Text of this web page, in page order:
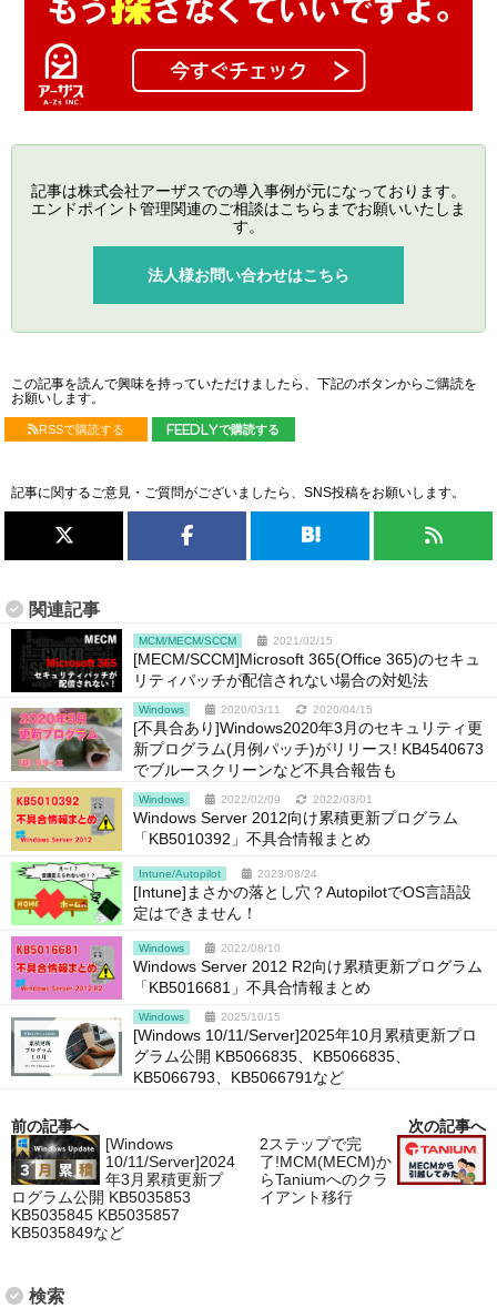
記事は株式会社アーザスでの導入事例が元になっております。
エンドポイント管理関連のご相談はこちらまでお願いいたしま
す。
法人様お問い合わせはこちら
この記事を読んで興味を持っていただけましたら、下記のボタンからご購読を
お願いします。
RSSで購読する feedlyで購読する
記事に関するご意見・ご質問がございましたら、SNS投稿をお願いします。
関連記事
MCM/MECM/SCCM 2021/02/15
[MECM/SCCM]Microsoft 365(Office 365)のセキュ
リティパッチが配信されない場合の対処法
Windows 2020/03/11 2020/04/15
[不具合あり]Windows2020年3月のセキュリティ更
新プログラム(月例パッチ)がリリース! KB4540673
でブルースクリーンなど不具合報告も
Windows 2022/02/09 2022/03/01
Windows Server 2012向け累積更新プログラム
「KB5010392」不具合情報まとめ
Intune/Autopilot 2023/08/24
[Intune]まさかの落とし穴？AutopilotでOS言語設
定はできません！
Windows 2022/08/10
Windows Server 2012 R2向け累積更新プログラム
「KB5016681」不具合情報まとめ
Windows 2025/10/15
[Windows 10/11/Server]2025年10月累積更新プロ
グラム公開 KB5066835、KB5066835、
KB5066793、KB5066791など
前の記事へ
[Windows
10/11/Server]2024
年3月累積更新プ
ログラム公開 KB5035853
KB5035845 KB5035857
KB5035849など
次の記事へ
2ステップで完
了!MCM(MECM)か
らTaniumへのクラ
イアント移行
検索